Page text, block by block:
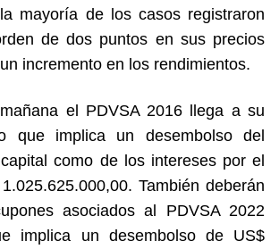
mayoría de los casos registraron
de dos puntos en sus precios
incremento en los rendimientos.
el PDVSA 2016 llega a su
que implica un desembolso del
como de los intereses por el
También deberán
asociados al PDVSA 2022
implica un desembolso de US$